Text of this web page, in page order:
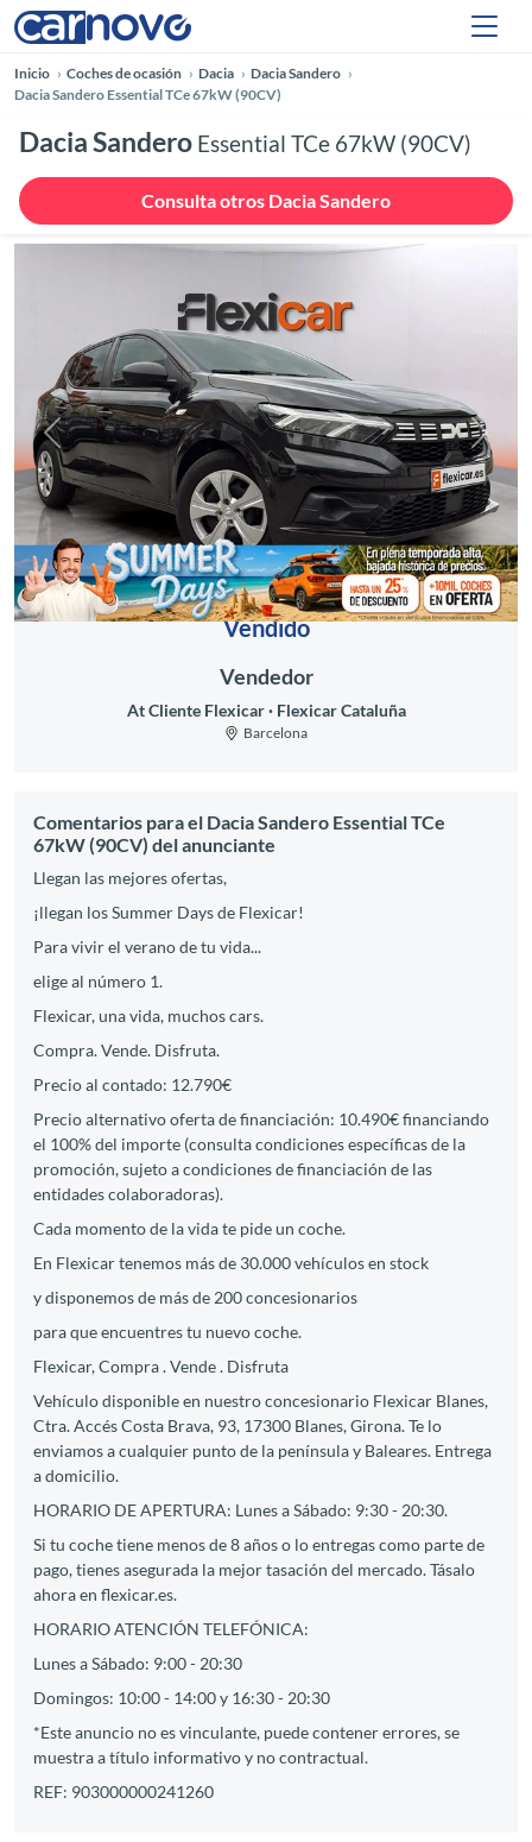
Inicio Coches de ocasión Dacia
Dacia Sandero
Dacia Sandero Essential TCe 67kW (90CV)
Dacia Sandero Essential TCe 67kW (90CV)
Consulta otros Dacia Sandero
Anterior
Vendido
Vendedor
At Cliente Flexicar Flexicar Cataluña
Barcelona
Comentarios para el Dacia Sandero Essential TCe
67kW (90CV) del anunciante
Llegan las mejores ofertas,
¡llegan los Summer Days de Flexicar!
Para vivir el verano de tu vida...
elige al número 1.
Flexicar, una vida, muchos cars.
Compra. Vende. Disfruta.
Precio al contado: 12.790€
Precio alternativo oferta de financiación: 10.490€ financiando
el 100% del importe (consulta condiciones específicas de la
promoción, sujeto a condiciones de financiación de las
entidades colaboradoras).
Cada momento de la vida te pide un coche.
En Flexicar tenemos más de 30.000 vehículos en stock
y disponemos de más de 200 concesionarios
para que encuentres tu nuevo coche.
Flexicar, Compra . Vende . Disfruta
Vehículo disponible en nuestro concesionario Flexicar Blanes,
Ctra. Accés Costa Brava, 93, 17300 Blanes, Girona. Te lo
enviamos a cualquier punto de la península y Baleares. Entrega
a domicilio.
HORARIO DE APERTURA: Lunes a Sábado: 9:30 - 20:30.
Si tu coche tiene menos de 8 años o lo entregas como parte de
pago, tienes asegurada la mejor tasación del mercado. Tásalo
ahora en flexicar.es.
HORARIO ATENCIÓN TELEFÓNICA:
Lunes a Sábado: 9:00 - 20:30
Domingos: 10:00 - 14:00 y 16:30 - 20:30
*Este anuncio no es vinculante, puede contener errores, se
muestra a título informativo y no contractual.
REF: 903000000241260